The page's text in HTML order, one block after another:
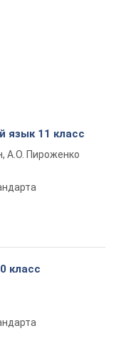
язык 11 класс
А.О. Пироженко
класс